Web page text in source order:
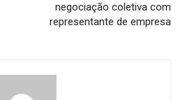
negociação coletiva com
representante de empresa